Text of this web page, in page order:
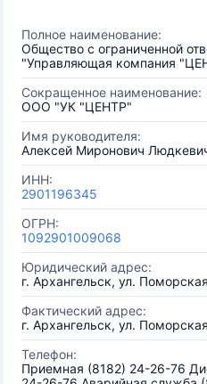
Полное наименование:
Общество с ограниченной
"Управляющая компания
Сокращенное наименование:
ООО "УК "ЦЕНТР"
Имя руководителя:
Алексей Миронович
ИНН:
2901196345
ОГРН:
1092901009068
Юридический адрес:
г. Архангельск, ул.
Фактический адрес:
г. Архангельск, ул.
Телефон:
Приемная (8182) 24-26-76